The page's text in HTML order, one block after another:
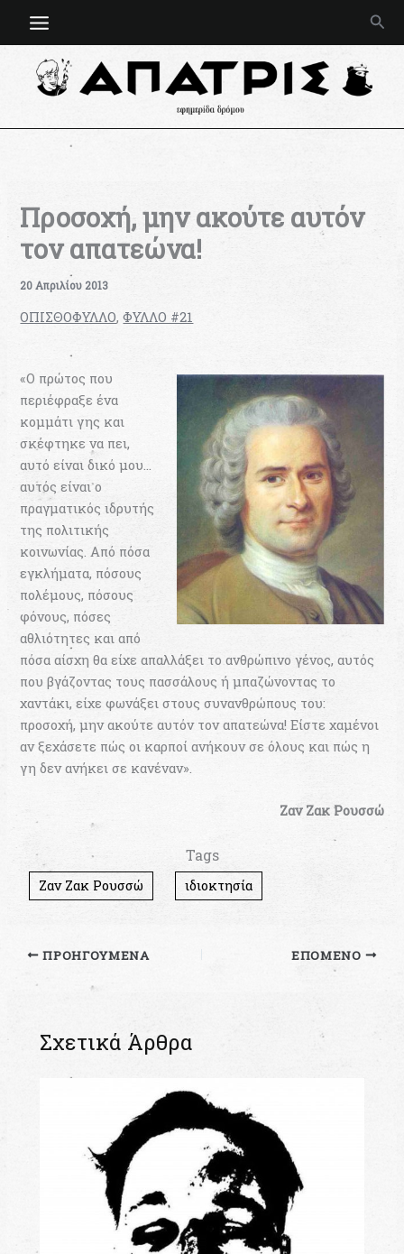
Προσοχή, μην ακούτε αυτόν
τον απατεώνα!
20 Απριλίου 2013
ΟΠΙΣΘΟΦΥΛΛΟ,ΦΥΛΛΟ #21
«Ο πρώτος που
περιέφραξε ένα
κομμάτι γης και
σκέφτηκε να πει,
αυτό είναι δικό μου…
αυτός είναι ο
πραγματικός ιδρυτής
της πολιτικής
κοινωνίας. Από πόσα
εγκλήματα, πόσους
πολέμους, πόσους
φόνους, πόσες
αθλιότητες και από
πόσα αίσχη θα είχε απαλλάξει το ανθρώπινο γένος, αυτός
που βγάζοντας τους πασσάλους ή μπαζώνοντας το
χαντάκι, είχε φωνάξει στους συνανθρώπους του:
προσοχή, μην ακούτε αυτόν τον απατεώνα! Είστε χαμένοι
αν ξεχάσετε πώς οι καρποί ανήκουν σε όλους και πώς η
γη δεν ανήκει σε κανέναν».
Ζαν Ζακ Ρουσσώ
Tags
Ζαν Ζακ Ρουσσώ ιδιοκτησία
ΠΡΟΗΓΟΎΜΕΝΑ ΕΠΌΜΕΝΟ
Σχετικά Άρθρα